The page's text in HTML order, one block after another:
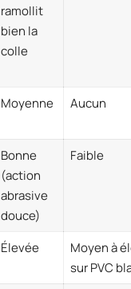
ramollit
bien la
colle
Moyenne Aucun
Bonne
(action
abrasive
douce)
Faible
Élevée
Moyen à
sur PVC